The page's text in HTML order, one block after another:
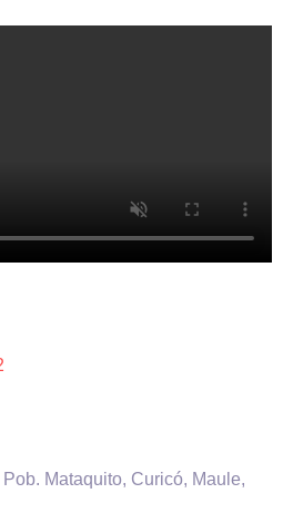
Mataquito, Curicó, Maule,